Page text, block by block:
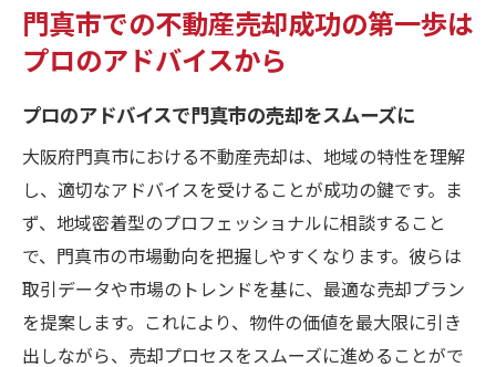
門真市での不動産売却成功の第一歩は
プロのアドバイスから
プロのアドバイスで門真市の売却をスムーズに
大阪府門真市における不動産売却は、地域の特性を理解
し、適切なアドバイスを受けることが成功の鍵です。ま
ず、地域密着型のプロフェッショナルに相談すること
で、門真市の市場動向を把握しやすくなります。彼らは
取引データや市場のトレンドを基に、最適な売却プラン
を提案します。これにより、物件の価値を最大限に引き
出しながら、売却プロセスをスムーズに進めることがで